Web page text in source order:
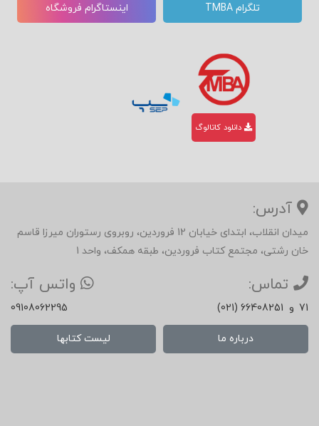
تلگرام TMBA اینستاگرام فروشگاه
دانلود کاتالوگ
آدرس:
میدان انقلاب، ابتدای خیابان 12 فروردین، روبروی رستوران میرزا قاسم
خان رشتی، مجتمع کتاب فروردین، طبقه همکف، واحد 1
تماس:
(021) 66408251 و 71
واتس آپ:
09108062295
درباره ما لیست کتابها